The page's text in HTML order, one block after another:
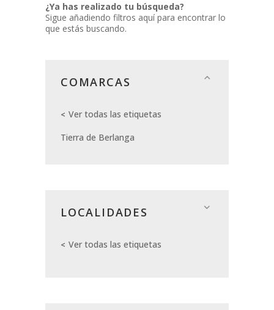
¿Ya has realizado tu búsqueda?
Sigue añadiendo filtros aquí para encontrar lo
que estás buscando.
COMARCAS
Ver todas las etiquetas
Tierra de Berlanga
LOCALIDADES
Ver todas las etiquetas